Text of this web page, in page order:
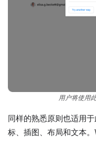
用户将使用
同样的熟悉原则也适用
标、插图、布局和文本